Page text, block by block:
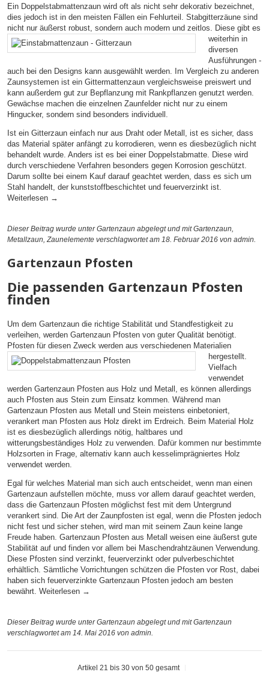
Ein Doppelstabmattenzaun wird oft als nicht sehr dekorativ bezeichnet,
dies jedoch ist in den meisten Fällen ein Fehlurteil. Stabgitterzäune sind
nicht nur äußerst robust, sondern auch modern und zeitlos. Diese gibt es
weiterhin in
diversen
Ausführungen -
auch bei den Designs kann ausgewählt werden. Im Vergleich zu anderen
Zaunsystemen ist ein Gittermattenzaun vergleichsweise preiswert und
kann außerdem gut zur Bepflanzung mit Rankpflanzen genutzt werden.
Gewächse machen die einzelnen Zaunfelder nicht nur zu einem
Hingucker, sondern sind besonders individuell.
Ist ein Gitterzaun einfach nur aus Draht oder Metall, ist es sicher, dass
das Material später anfängt zu korrodieren, wenn es diesbezüglich nicht
behandelt wurde. Anders ist es bei einer Doppelstabmatte. Diese wird
durch verschiedene Verfahren besonders gegen Korrosion geschützt.
Darum sollte bei einem Kauf darauf geachtet werden, dass es sich um
Stahl handelt, der kunststoffbeschichtet und feuerverzinkt ist.
Weiterlesen →
Dieser Beitrag wurde unterGartenzaun abgelegt und mitGartenzaun,
Metallzaun,Zaunelemente verschlagwortet am 18. Februar 2016 von admin.
Gartenzaun Pfosten
Die passenden Gartenzaun Pfosten
finden
Um dem Gartenzaun die richtige Stabilität und Standfestigkeit zu
verleihen, werden Gartenzaun Pfosten von guter Qualität benötigt.
Pfosten für diesen Zweck werden aus verschiedenen Materialien
hergestellt.
Vielfach
verwendet
werden Gartenzaun Pfosten aus Holz und Metall, es können allerdings
auch Pfosten aus Stein zum Einsatz kommen. Während man
Gartenzaun Pfosten aus Metall und Stein meistens einbetoniert,
verankert man Pfosten aus Holz direkt im Erdreich. Beim Material Holz
ist es diesbezüglich allerdings nötig, haltbares und
witterungsbeständiges Holz zu verwenden. Dafür kommen nur bestimmte
Holzsorten in Frage, alternativ kann auch kesselimprägniertes Holz
verwendet werden.
Egal für welches Material man sich auch entscheidet, wenn man einen
Gartenzaun aufstellen möchte, muss vor allem darauf geachtet werden,
dass die Gartenzaun Pfosten möglichst fest mit dem Untergrund
verankert sind. Die Art der Zaunpfosten ist egal, wenn die Pfosten jedoch
nicht fest und sicher stehen, wird man mit seinem Zaun keine lange
Freude haben. Gartenzaun Pfosten aus Metall weisen eine äußerst gute
Stabilität auf und finden vor allem bei Maschendrahtzäunen Verwendung.
Diese Pfosten sind verzinkt, feuerverzinkt oder pulverbeschichtet
erhältlich. Sämtliche Vorrichtungen schützen die Pfosten vor Rost, dabei
haben sich feuerverzinkte Gartenzaun Pfosten jedoch am besten
bewährt. Weiterlesen →
Dieser Beitrag wurde unterGartenzaun abgelegt und mitGartenzaun
verschlagwortet am 14. Mai 2016 von admin.
Artikel 21 bis 30 von 50 gesamt